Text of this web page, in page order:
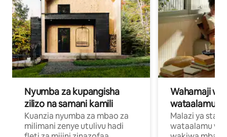
Nyumba za kupangisha
zilizo na samani kamili
Kuanzia nyumba za mbao za
milimani zenye utulivu hadi
Wahamaji
wataalamu
Malazi ya
wataalamu